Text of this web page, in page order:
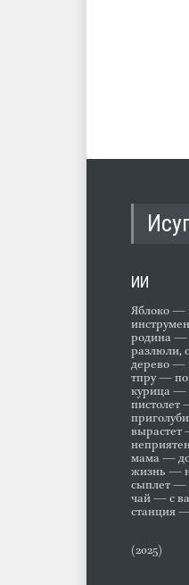
ИИ
Яблоко —
родина —
разлюли,
дерево —
тпру —
курица —
вырастет
мама —
жизнь —
сыплет —
чай — с
станция
(2025)